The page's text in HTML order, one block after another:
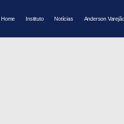
Home Instituto Notícias Anderson
24